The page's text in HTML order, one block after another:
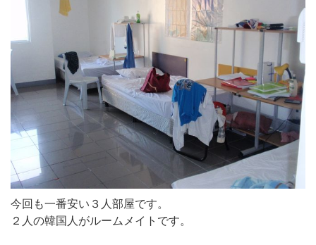
今回も一番安い３人部屋です。
２人の韓国人がルームメイトです。